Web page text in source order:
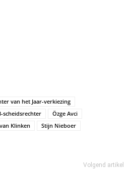
van het Jaar-verkiezing
scheidsrechter
Özge Avci
Klinken
Stijn Nieboer
Volgend artikel